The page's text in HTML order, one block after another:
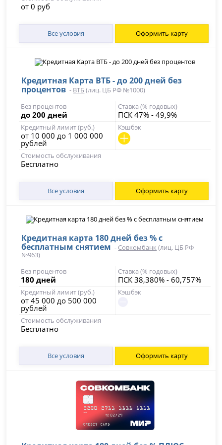
от 0 руб
Все условия Оформить карту
Кредитная Карта ВТБ - до 200 дней без
процентов - ВТБ(лиц. ЦБ РФ №1000)
Без процентов
до 200 дней
Ставка (% годовых)
ПСК 47% - 49,9%
Кредитный лимит (руб.)
от 10 000 до 1 000 000
рублей
Кэшбэк
Стоимость обслуживания
Бесплатно
Все условия Оформить карту
Кредитная карта 180 дней без % с
бесплатным снятием - Совкомбанк (лиц. ЦБ РФ
№963)
Без процентов
180 дней
Ставка (% годовых)
ПСК 38,380% - 60,757%
Кредитный лимит (руб.)
от 45 000 до 500 000
рублей
Кэшбэк
Стоимость обслуживания
Бесплатно
Все условия Оформить карту